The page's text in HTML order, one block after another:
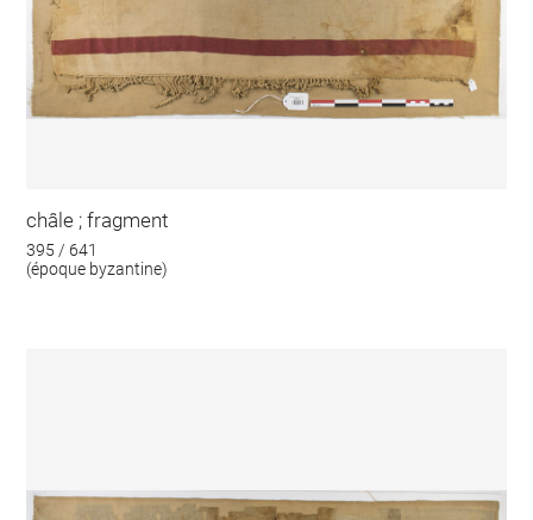
châle ; fragment
395 / 641
(époque byzantine)